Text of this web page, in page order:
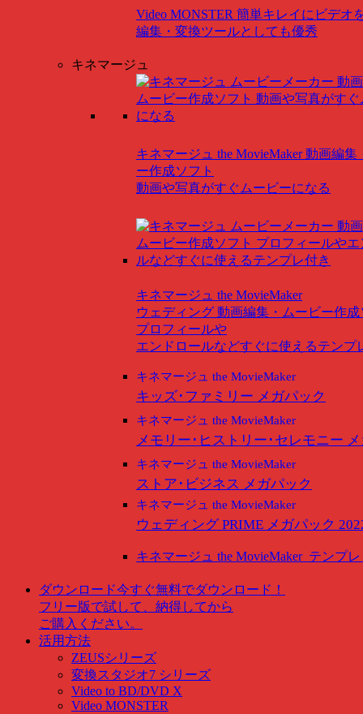
Video MONSTER 簡単キレイにビデオ
編集・変換ツールとしても優秀
キネマージュ
キネマージュ the MovieMaker 動画編集
ー作成ソフト
動画や写真がすぐムービーになる
キネマージュ the MovieMaker
ウェディング 動画編集・ムービー作成
プロフィールや
エンドロールなどすぐに使えるテンプ
キネマージュ the MovieMaker
キッズ･ファミリー メガパック
キネマージュ the MovieMaker
メモリー･ヒストリー･セレモニー
キネマージュ the MovieMaker
ストア･ビジネス メガパック
キネマージュ the MovieMaker
ウェディング PRIME メガパック
キネマージュ the MovieMakerテンプ
ダウンロード今すぐ無料でダウンロード！
フリー版で試して、納得してから
ご購入ください。
活用方法
ZEUSシリーズ
変換スタジオ7 シリーズ
Video to BD/DVD X
Video MONSTER